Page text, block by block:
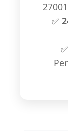
✅
✅